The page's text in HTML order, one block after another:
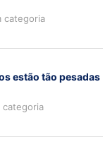
categoria
estão tão pesadas
categoria